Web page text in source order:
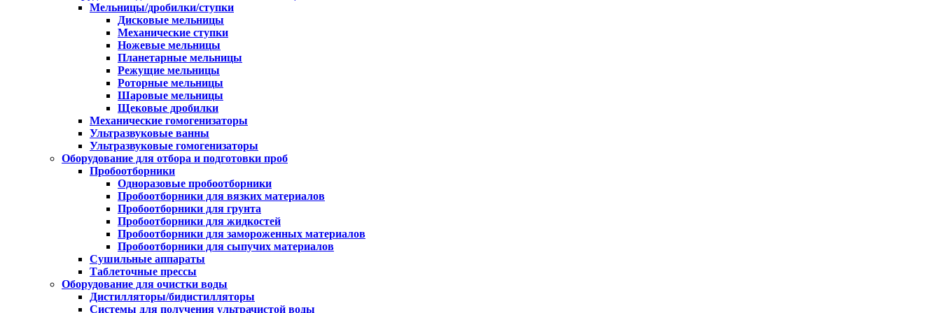
Мельницы/дробилки/ступки
Дисковые мельницы
Механические ступки
Ножевые мельницы
Планетарные мельницы
Режущие мельницы
Роторные мельницы
Шаровые мельницы
Щековые дробилки
Механические гомогенизаторы
Ультразвуковые ванны
Ультразвуковые гомогенизаторы
Оборудование для отбора и подготовки проб
Пробоотборники
Одноразовые пробоотборники
Пробоотборники для вязких материалов
Пробоотборники для грунта
Пробоотборники для жидкостей
Пробоотборники для замороженных материалов
Пробоотборники для сыпучих материалов
Сушильные аппараты
Таблеточные прессы
Оборудование для очистки воды
Дистилляторы/бидистилляторы
Системы для получения ультрачистой воды